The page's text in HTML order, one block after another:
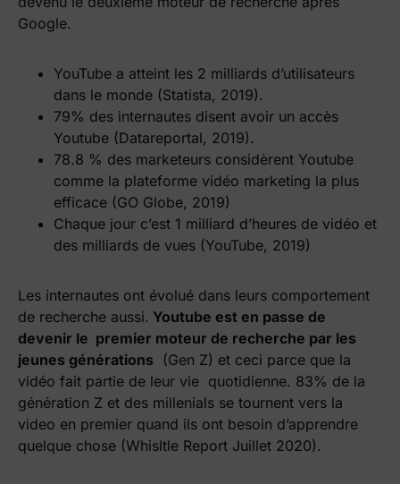
Google.
YouTube a atteint les 2 milliards d’utilisateurs
dans le monde (Statista, 2019).
79% des internautes disent avoir un accès
Youtube (Datareportal, 2019).
78.8 % des marketeurs considèrent Youtube
comme la plateforme vidéo marketing la plus
efficace (GO Globe, 2019)
Chaque jour c’est 1 milliard d’heures de vidéo et
des milliards de vues (YouTube, 2019)
Les internautes ont évolué dans leurs comportement
de recherche aussi. Youtube est en passe de
devenir le premier moteur de recherche par les
jeunes générations (Gen Z) et ceci parce que la
vidéo fait partie de leur vie quotidienne. 83% de la
génération Z et des millenials se tournent vers la
video en premier quand ils ont besoin d’apprendre
quelque chose (Whisltle Report Juillet 2020).